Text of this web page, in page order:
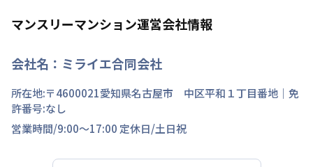
マンスリーマンション運営会社情報
会社名： ミライエ合同会社
所在地:〒4600021愛知県名古屋市 中区平和 １丁目番地 ｜免
許番号:なし
営業時間/9:00～17:00 定休日/土日祝